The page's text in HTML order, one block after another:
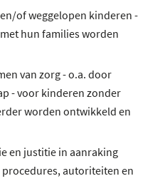
of weggelopen kinderen -
hun families worden
van zorg - o.a. door
- voor kinderen zonder
worden ontwikkeld en
en justitie in aanraking
autoriteiten en